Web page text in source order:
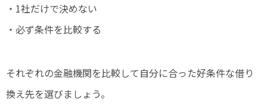
・1社だけで決めない
・必ず条件を比較する
それぞれの金融機関を比較して自分に合った好条件な借り
換え先を選びましょう。